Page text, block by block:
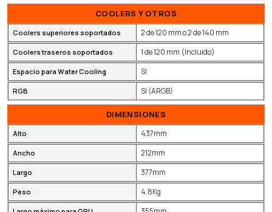
COOLERS Y OTROS
Coolers superiores soportados 2 de 120 mm o 2 de 140 mm
Coolers traseros soportados 1 de 120 mm (Incluido)
Espacio para Water Cooling Si
RGB Si (ARGB)
DIMENSIONES
Alto 437mm
Ancho 212mm
Largo 377mm
Peso 4.8Kg